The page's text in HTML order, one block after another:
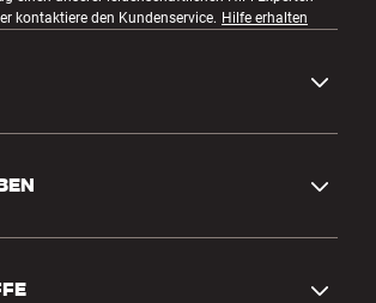
kontaktiere den Kundenservice. Hilfe erhalten